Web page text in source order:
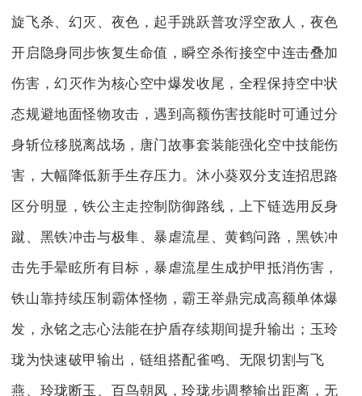
旋飞杀、幻灭、夜色，起手跳跃普攻浮空敌人，夜色
开启隐身同步恢复生命值，瞬空杀衔接空中连击叠加
伤害，幻灭作为核心空中爆发收尾，全程保持空中状
态规避地面怪物攻击，遇到高额伤害技能时可通过分
身斩位移脱离战场，唐门故事套装能强化空中技能伤
害，大幅降低新手生存压力。沐小葵双分支连招思路
区分明显，铁公主走控制防御路线，上下链选用反身
蹴、黑铁冲击与极隼、暴虐流星、黄鹤问路，黑铁冲
击先手晕眩所有目标，暴虐流星生成护甲抵消伤害，
铁山靠持续压制霸体怪物，霸王举鼎完成高额单体爆
发，永铭之志心法能在护盾存续期间提升输出；玉玲
珑为快速破甲输出，链组搭配雀鸣、无限切割与飞
燕、玲珑断玉、百鸟朝凤，玲珑步调整输出距离，无